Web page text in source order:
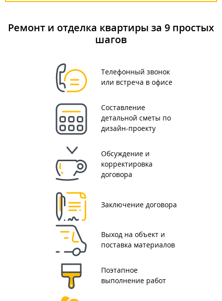
Ремонт и отделка квартиры за 9 простых
шагов
Телефонный звонок
или встреча в офисе
Составление
детальной сметы по
дизайн-проекту
Обсуждение и
корректировка
договора
Заключение договора
Выход на объект и
поставка материалов
Поэтапное
выполнение работ